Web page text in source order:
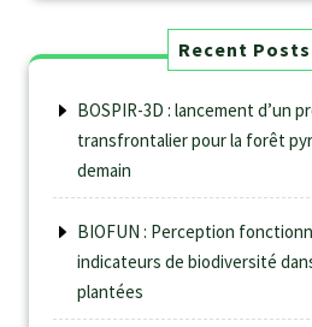
Recent Posts
BOSPIR-3D : lancement d’un
transfrontalier pour la forêt
demain
BIOFUN : Perception
indicateurs de biodiversité
plantées